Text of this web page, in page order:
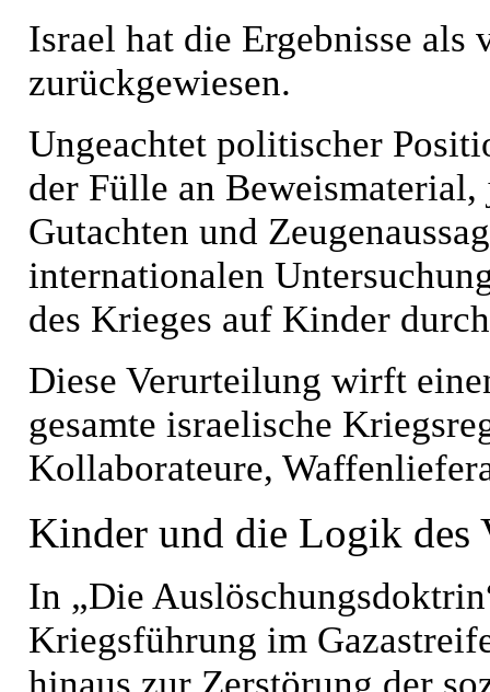
Israel hat die Ergebnisse als
zurückgewiesen.
Ungeachtet politischer
der Fülle an
Gutachten und
internationalen
des Krieges auf Kinder
Diese Verurteilung wirft
gesamte israelische
Kollaborateure,
Kinder und die Logik des
In „Die
Kriegsführung im